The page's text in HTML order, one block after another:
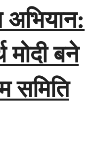
अभियान:
मोदी बने
समिति